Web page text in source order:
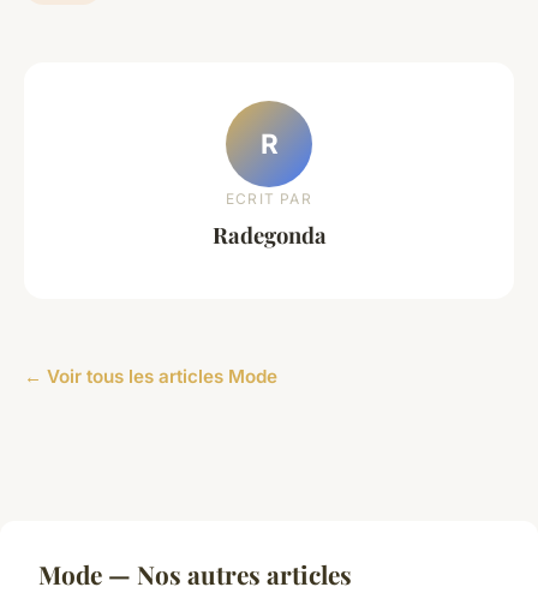
R
ECRIT PAR
Radegonda
← Voir tous les articles Mode
Mode — Nos autres articles